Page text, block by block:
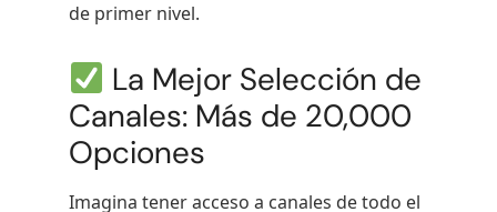
de primer nivel.
La Mejor Selección de
Canales: Más de 20,000
Opciones
Imagina tener acceso a canales de todo el